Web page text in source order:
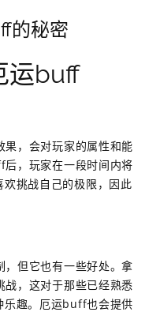
的秘密
运buff
，会对玩家的属性和能
，玩家在一段时间内将
挑战自己的极限，因此
但它也有一些好处。拿
，这对于那些已经熟悉
乐趣。厄运buff也会提供